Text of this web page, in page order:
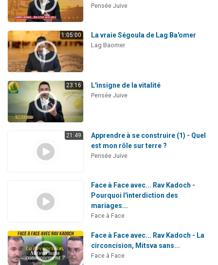
Pensée Juive
1:05:00 La vraie Ségoula de Lag Ba'omer
Lag Baomer
23:16 L'insigne de la vitalité
Pensée Juive
21:49
Apprendre à se construire (1) - Quel
est mon rôle sur terre ?
Pensée Juive
Face à Face avec... Rav Kadoch -
Pourquoi l'interdiction des
mariages...
Face à Face
Face à Face avec... Rav Kadoch - La
circoncision, Mitsva sans...
Face à Face